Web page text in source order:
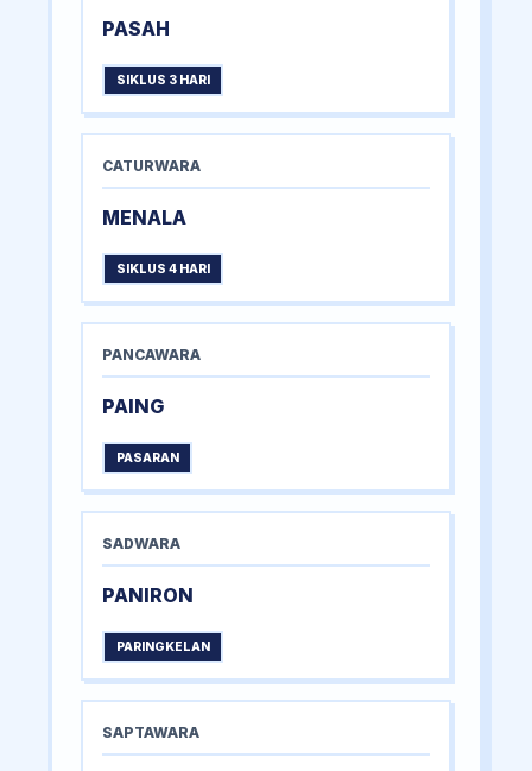
PASAH
SIKLUS 3 HARI
CATURWARA
MENALA
SIKLUS 4 HARI
PANCAWARA
PAING
PASARAN
SADWARA
PANIRON
PARINGKELAN
SAPTAWARA